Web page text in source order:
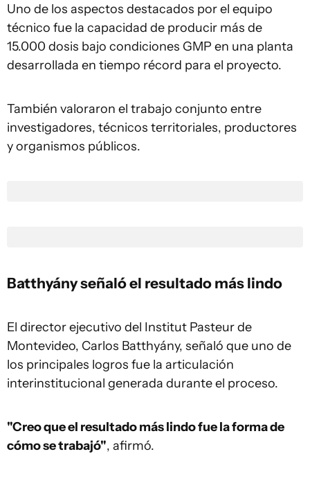
Uno de los aspectos destacados por el equipo
técnico fue la capacidad de producir más de
15.000 dosis bajo condiciones GMP en una planta
desarrollada en tiempo récord para el proyecto.
También valoraron el trabajo conjunto entre
investigadores, técnicos territoriales, productores
y organismos públicos.
Batthyány señaló el resultado más lindo
El director ejecutivo del Institut Pasteur de
Montevideo, Carlos Batthyány, señaló que uno de
los principales logros fue la articulación
interinstitucional generada durante el proceso.
"Creo que el resultado más lindo fue la forma de
cómo se trabajó", afirmó.